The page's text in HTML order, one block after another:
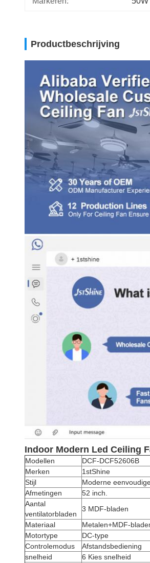
Productbeschrijving
Indoor Modern Led Ceiling
Modellen DCF-DCF52606B
Merken
1stShine
Stijl
Moderne
Afmetingen
52 inch.
Aantal
ventilatorbladen
3 MDF-bladen
Materiaal
Metalen+MDF-
Motortype
DC-type
Controlemodus
Afstandsbediening
snelheid
6 Kies snelheid